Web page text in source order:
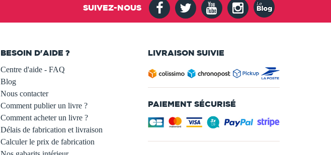
SUIVEZ-NOUS
BESOIN D'AIDE ?
Centre d'aide - FAQ
Blog
Nous contacter
Comment publier un livre ?
Comment acheter un livre ?
Délais de fabrication et livraison
Calculer le prix de fabrication
LIVRAISON SUIVIE
PAIEMENT SÉCURISÉ